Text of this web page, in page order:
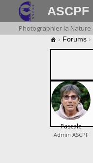
ASCPF
Photographier la Nature
› Forums ›
Pascale
Admin ASCPF